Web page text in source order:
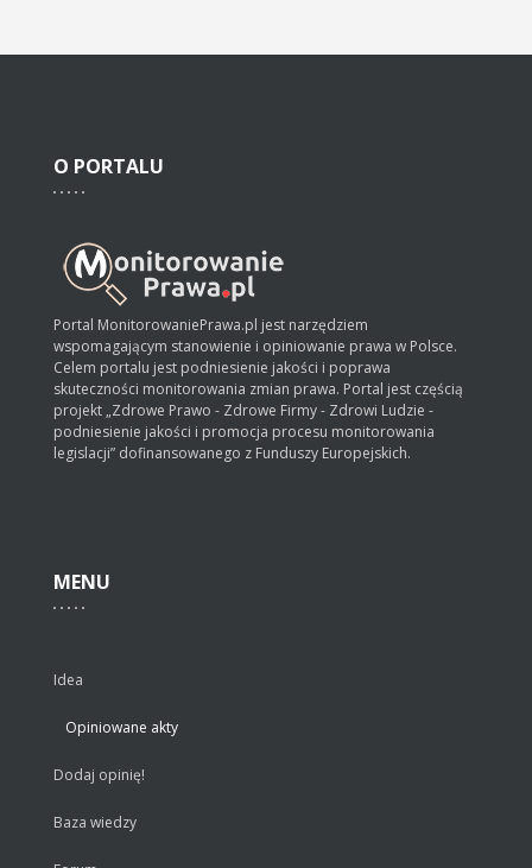
O PORTALU
Portal MonitorowaniePrawa.pl jest narzędziem
wspomagającym stanowienie i opiniowanie prawa w Polsce.
Celem portalu jest podniesienie jakości i poprawa
skuteczności monitorowania zmian prawa. Portal jest częścią
projekt „Zdrowe Prawo - Zdrowe Firmy - Zdrowi Ludzie -
podniesienie jakości i promocja procesu monitorowania
legislacji” dofinansowanego z Funduszy Europejskich.
MENU
Idea
Opiniowane akty
Dodaj opinię!
Baza wiedzy